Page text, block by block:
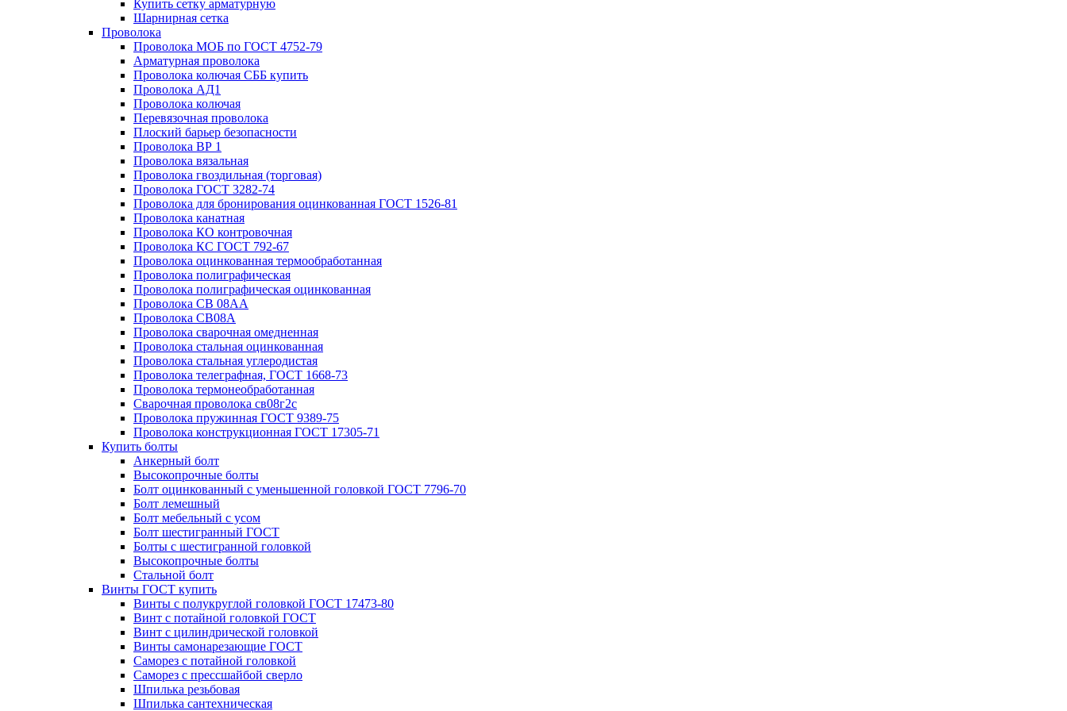
Купить сетку арматурную
Шарнирная сетка
Проволока
Проволока МОБ по ГОСТ 4752-79
Арматурная проволока
Проволока колючая СББ купить
Проволока АД1
Проволока колючая
Перевязочная проволока
Плоский барьер безопасности
Проволока ВР 1
Проволока вязальная
Проволока гвоздильная (торговая)
Проволока ГОСТ 3282-74
Проволока для бронирования оцинкованная ГОСТ 1526-81
Проволока канатная
Проволока КО контровочная
Проволока КС ГОСТ 792-67
Проволока оцинкованная термообработанная
Проволока полиграфическая
Проволока полиграфическая оцинкованная
Проволока СВ 08АА
Проволока СВ08А
Проволока сварочная омедненная
Проволока стальная оцинкованная
Проволока стальная углеродистая
Проволока телеграфная, ГОСТ 1668-73
Проволока термонеобработанная
Сварочная проволока св08г2с
Проволока пружинная ГОСТ 9389-75
Проволока конструкционная ГОСТ 17305-71
Купить болты
Анкерный болт
Высокопрочные болты
Болт оцинкованный с уменьшенной головкой ГОСТ 7796-70
Болт лемешный
Болт мебельный с усом
Болт шестигранный ГОСТ
Болты с шестигранной головкой
Высокопрочные болты
Стальной болт
Винты ГОСТ купить
Винты с полукруглой головкой ГОСТ 17473-80
Винт с потайной головкой ГОСТ
Винт с цилиндрической головкой
Винты самонарезающие ГОСТ
Саморез с потайной головкой
Саморез с прессшайбой сверло
Шпилька резьбовая
Шпилька сантехническая